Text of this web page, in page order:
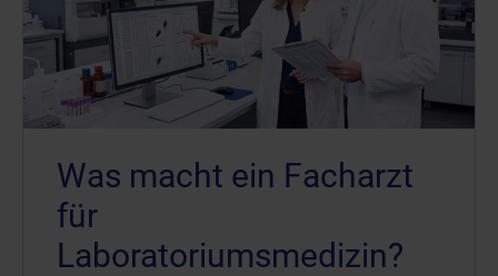
Was macht ein Facharzt
für
Laboratoriumsmedizin?